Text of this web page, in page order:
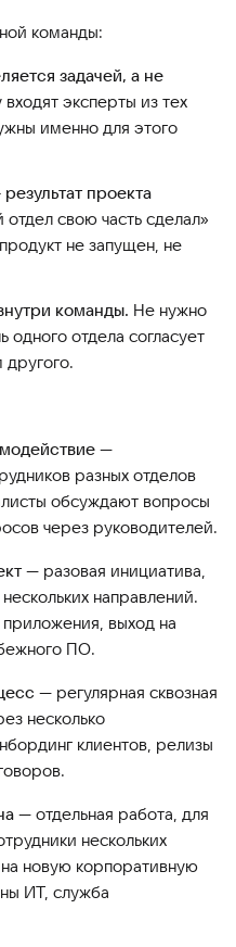
команды:
задачей, а не
входят эксперты из тех
именно для этого
проекта
свою часть сделал»
не запущен, не
команды. Не нужно
одного отдела согласует
—
разных отделов
обсуждают вопросы
через руководителей.
— разовая инициатива,
направлений.
выход на
ПО.
— регулярная сквозная
несколько
клиентов, релизы
— отдельная работа, для
нескольких
новую корпоративную
ИТ, служба